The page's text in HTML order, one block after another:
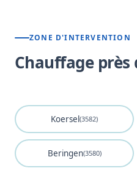
ZONE D'INTERVENTION
Chauffage près
Koersel(3582)
Beringen(3580)